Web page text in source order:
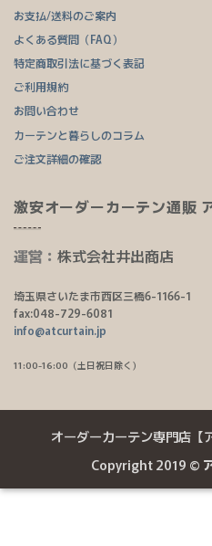
お支払/送料のご案内
よくある質問（FAQ）
特定商取引法に基づく表記
ご利用規約
お問い合わせ
カーテンと暮らしのコラム
ご注文詳細の確認
激安オーダーカーテン通販
運営： 株式会社井出商店
埼玉県さいたま市西区三橋6-1166-1
fax:048-729-6081
info@atcurtain.jp
11:00-16:00（土日祝日除く）
オーダーカーテン専門店【
Copyright 2019 ©